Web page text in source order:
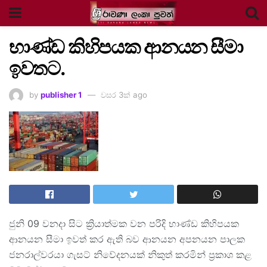
භාණ්ඩ කිහිපයක ආනයන සීමා
ඉවතට.
by publisher 1 වසර 3ක් ago
ජුනි 09 වනදා සිට ක්‍රියාත්මක වන පරිදි භාණ්ඩ කිහිපයක
ආනයන සීමා ඉවත් කර ඇති බව ආනයන අපනයන පාලක
ජනරාල්වරයා ගැසට් නිවේදනයක් නිකුත් කරමින් ප්‍රකාශ කළ